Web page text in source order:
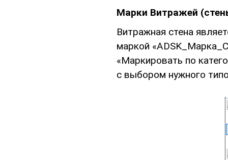
Марки Витражей
Витражная стена
маркой
«Маркировать по
с выбором нужного